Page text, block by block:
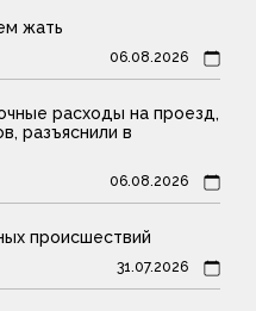
жать
06.08.2026
расходы на проезд,
разъяснили в
06.08.2026
происшествий
31.07.2026